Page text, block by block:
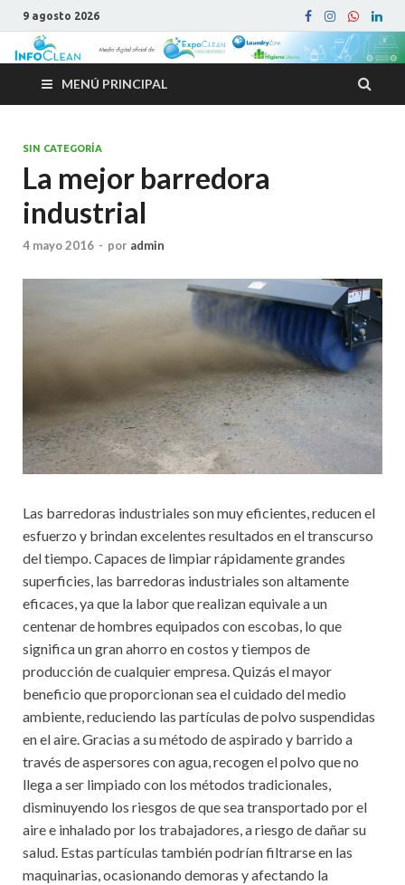
9 agosto 2026
MENÚ PRINCIPAL
SIN CATEGORÍA
La mejor barredora
industrial
4 mayo 2016 - por admin
Las barredoras industriales son muy eficientes, reducen el
esfuerzo y brindan excelentes resultados en el transcurso
del tiempo. Capaces de limpiar rápidamente grandes
superficies, las barredoras industriales son altamente
eficaces, ya que la labor que realizan equivale a un
centenar de hombres equipados con escobas, lo que
significa un gran ahorro en costos y tiempos de
producción de cualquier empresa. Quizás el mayor
beneficio que proporcionan sea el cuidado del medio
ambiente, reduciendo las partículas de polvo suspendidas
en el aire. Gracias a su método de aspirado y barrido a
través de aspersores con agua, recogen el polvo que no
llega a ser limpiado con los métodos tradicionales,
disminuyendo los riesgos de que sea transportado por el
aire e inhalado por los trabajadores, a riesgo de dañar su
salud. Estas partículas también podrían filtrarse en las
maquinarias, ocasionando demoras y afectando la